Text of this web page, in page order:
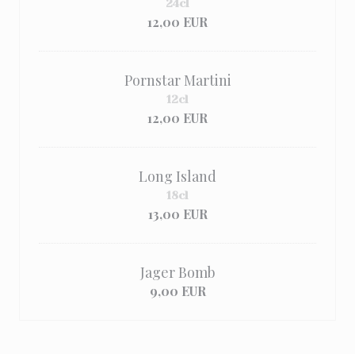
12,00 EUR
24cl
Pornstar Martini
12,00 EUR
12cl
Long Island
13,00 EUR
18cl
Jager Bomb
9,00 EUR